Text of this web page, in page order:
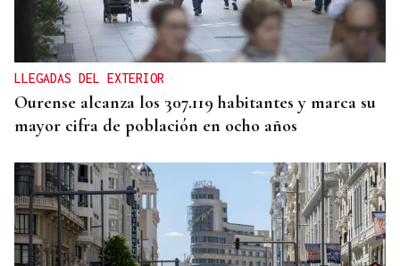
Jorge Vázquez: "Nuestro objetivo a 2028 es crecer
creando valor para el accionista y para el equipo
que lo hace posible"
LLEGADAS DEL EXTERIOR
Ourense alcanza los 307.119 habitantes y marca su
mayor cifra de población en ocho años